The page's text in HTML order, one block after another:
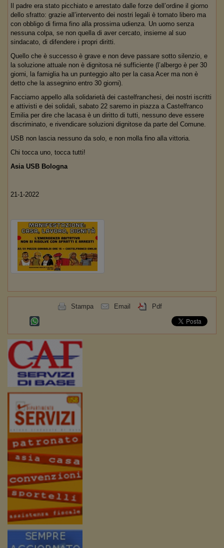
Il padre era stato picchiato e arrestato dalle forze dell’ordine il giorno
dello sfratto: grazie all’intervento dei nostri legali è tornato libero ma
con obbligo di firma fino alla prossima udienza. Un uomo senza
nessuna colpa, se non quella di aver cercato, insieme al suo
sindacato, di difendere i propri diritti.
Quello che è successo è grave e non deve passare sotto silenzio, e
la soluzione attuale non è dignitosa né sufficiente (l’albergo è per 30
giorni, la famiglia ha un punteggio alto per la casa Acer ma non è
detto che la assegnino entro 30 giorni).
Facciamo appello alla solidarietà dei castelfranchesi, dei nostri iscritti
e attivisti e dei solidali, sabato 22 saremo in piazza a Castelfranco
Emilia per dire che lacasa è un diritto di tutti, nessuno deve essere
discriminato, e rivendicare soluzioni dignitose da parte del Comune.
USB non lascia nessuno da solo, e non molla fino alla vittoria.
Chi tocca uno, tocca tutti!
Asia USB Bologna
21-1-2022
Stampa Email Pdf